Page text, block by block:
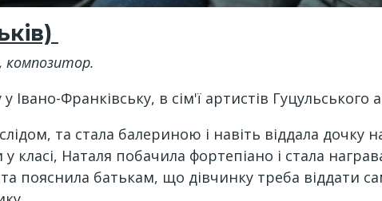
композитор.
Івано-Франківську, в сім'ї артистів
та стала балериною і навіть віддала дочку
класі, Наталя побачила фортепіано і стала
та пояснила батькам, що дівчинку треба віддати